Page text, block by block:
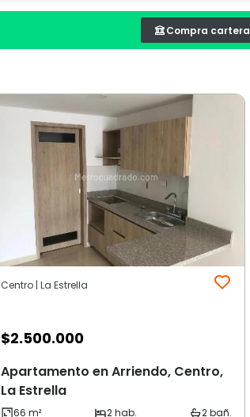
Compra cartera
Centro | La Estrella
$2.500.000
Apartamento en Arriendo, Centro,
La Estrella